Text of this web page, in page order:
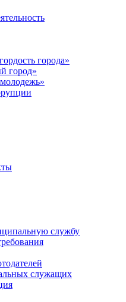
города»
город»
службу
служащих